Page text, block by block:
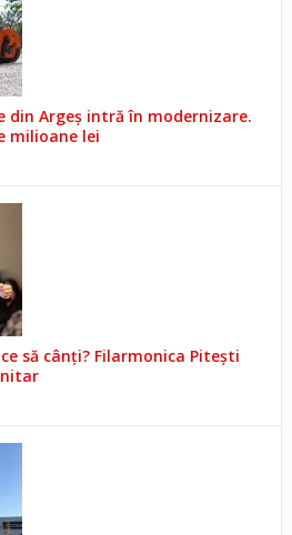
din Argeș intră în modernizare.
milioane lei
să cânți? Filarmonica Pitești